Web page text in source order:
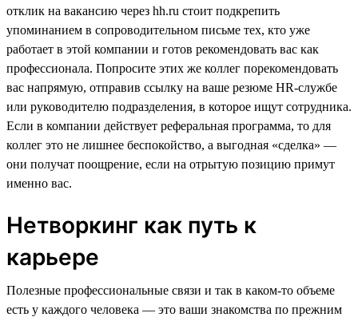
отклик на вакансию через hh.ru стоит подкрепить
упоминанием в сопроводительном письме тех, кто уже
работает в этой компании и готов рекомендовать вас как
профессионала. Попросите этих же коллег порекомендовать
вас напрямую, отправив ссылку на ваше резюме HR-службе
или руководителю подразделения, в которое ищут сотрудника.
Если в компании действует реферальная программа, то для
коллег это не лишнее беспокойство, а выгодная «сделка» —
они получат поощрение, если на отрытую позицию примут
именно вас.
Нетворкинг как путь к
карьере
Полезные профессиональные связи и так в каком-то объеме
есть у каждого человека — это ваши знакомства по прежним